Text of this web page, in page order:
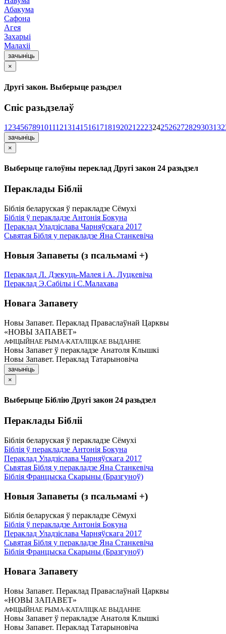
Абакума
Сафона
Агея
Захарыі
Малахіі
зачыніць
×
Другі закон. Выберыце разьдзел
Спіс разьдзелаў
1 23456789101112131415161718192021 2223242526272829303132
зачыніць
×
Выберыце галоўны переклад Другі закон 24 разьдзел
Пераклады Бібліі
Біблія беларуская ў перакладзе Сёмухі
Біблія ў перакладзе Антонія Бокуна
Пераклад Уладзіслава Чарняўскага 2017
Сьвятая Бібля у перакладзе Яна Станкевіча
Новыя Запаветы (з псальмамі +)
Пераклад Л. Дзекуць-Малея і А. Луцкевіча
Пераклад Э.Сабілы і С.Малахава
Новага Запавету
Новы Запавет. Пераклад Праваслаўнай Царквы
«НОВЫ ЗАПАВЕТ»
АФІЦЫЙНАЕ РЫМА-КАТАЛІЦКАЕ ВЫДАННЕ
Новы Запавет ў перакладзе Анатоля Клышкi
Новы Запавет. Пераклад Татарыновіча
зачыніць
×
Выберыце Біблію Другі закон 24 разьдзел
Пераклады Бібліі
Біблія беларуская ў перакладзе Сёмухі
Біблія ў перакладзе Антонія Бокуна
Пераклад Уладзіслава Чарняўскага 2017
Сьвятая Бібля у перакладзе Яна Станкевіча
Біблія Францыска Скарыны (Бразгуноў)
Новыя Запаветы (з псальмамі +)
Біблія беларуская ў перакладзе Сёмухі
Біблія ў перакладзе Антонія Бокуна
Пераклад Уладзіслава Чарняўскага 2017
Сьвятая Бібля у перакладзе Яна Станкевіча
Біблія Францыска Скарыны (Бразгуноў)
Новага Запавету
Новы Запавет. Пераклад Праваслаўнай Царквы
«НОВЫ ЗАПАВЕТ»
АФІЦЫЙНАЕ РЫМА-КАТАЛІЦКАЕ ВЫДАННЕ
Новы Запавет ў перакладзе Анатоля Клышкi
Новы Запавет. Пераклад Татарыновіча